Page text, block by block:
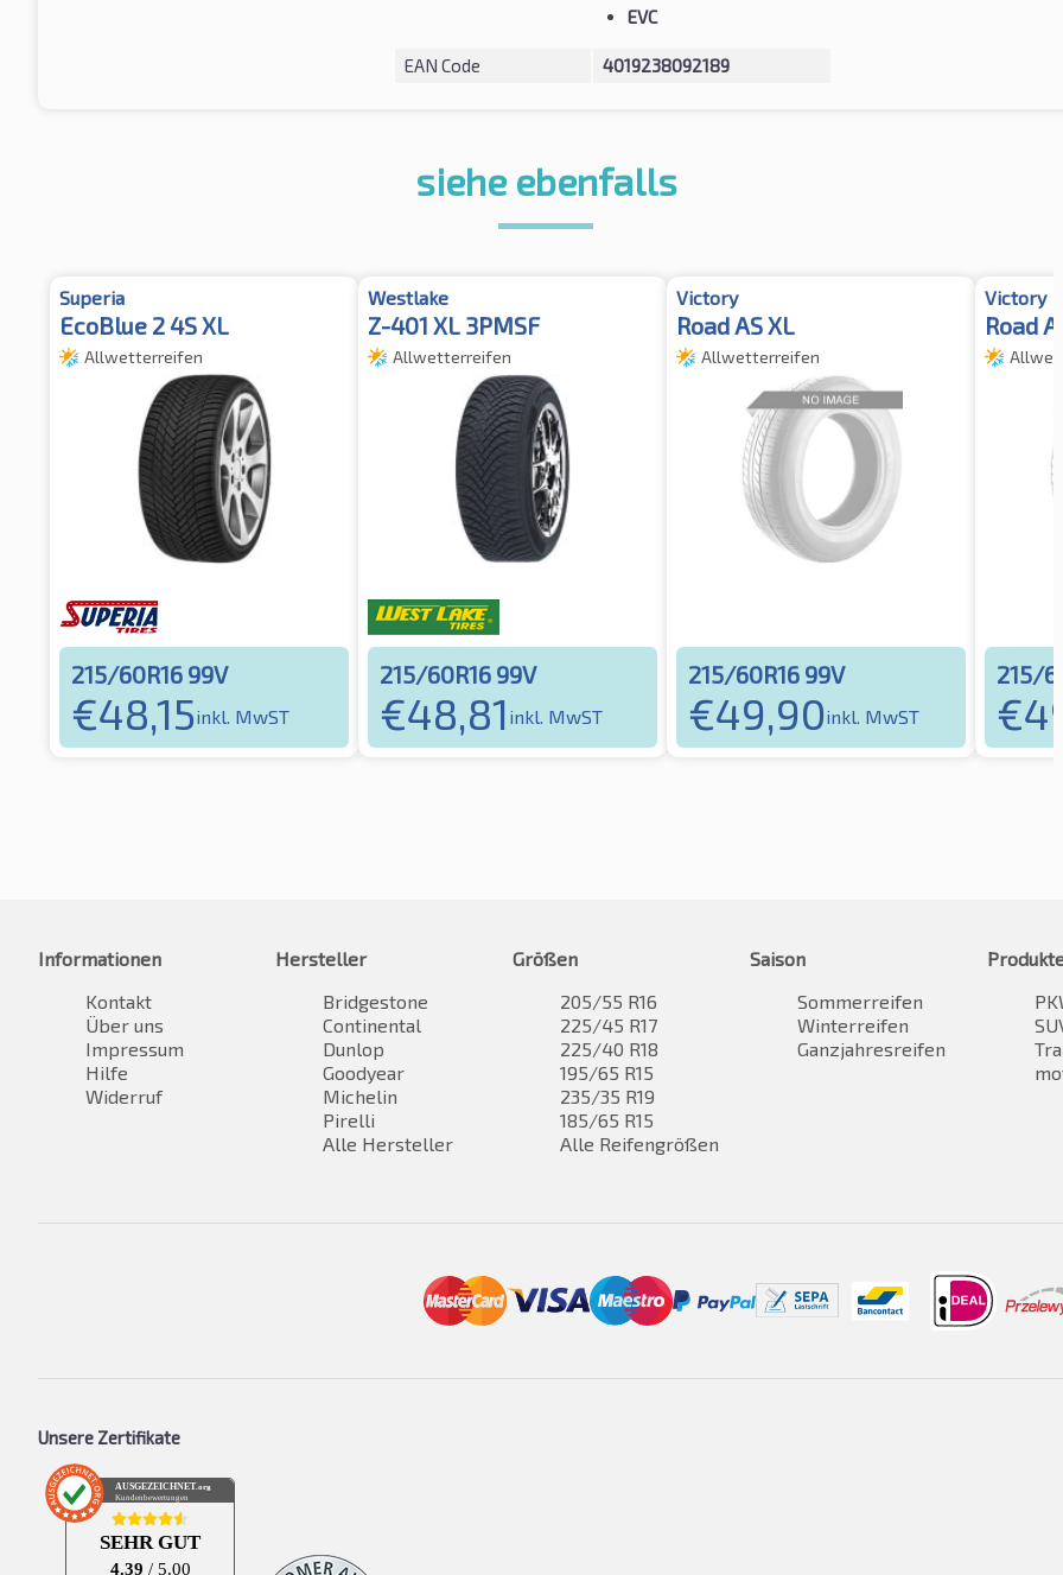
EVC
EAN Code 4019238092189
siehe ebenfalls
Superia
EcoBlue 2 4S XL
Allwetterreifen
215/60R16 99V
€48,15inkl. MwST
Westlake
Z-401 XL 3PMSF
Allwetterreifen
215/60R16 99V
€48,81 inkl. MwST
Victory
Road AS XL
Allwetterreifen
215/60R16 99V
€49,90inkl. MwST
Victory
Road
215/
€
Informationen
Kontakt
Über uns
Impressum
Hilfe
Widerruf
Hersteller
Bridgestone
Continental
Dunlop
Goodyear
Michelin
Pirelli
Alle Hersteller
Größen
205/55 R16
225/45 R17
225/40 R18
195/65 R15
235/35 R19
185/65 R15
Alle Reifengrößen
Saison
Sommerreifen
Winterreifen
Ganzjahresreifen
Unsere Zertifikate
AUSGEZEICHNET.org
Kundenbewertungen
SEHR GUT
4.39 / 5.00